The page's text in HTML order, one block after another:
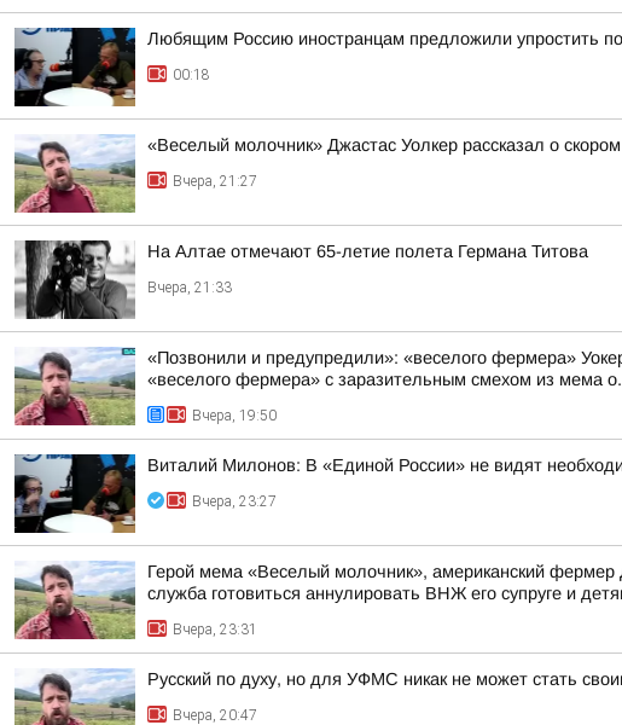
Любящим Россию иностранцам предложили упростить
00:18
«Веселый молочник» Джастас Уолкер рассказал о
Вчера, 21:27
На Алтае отмечают 65-летие полета Германа Титова
Вчера, 21:33
«Позвонили и предупредили»: «веселого фермера»
«веселого фермера» с заразительным смехом из мема
Вчера, 19:50
Виталий Милонов: В «Единой России» не видят
Вчера, 23:27
Герой мема «Веселый молочник», американский фермер
служба готовиться аннулировать ВНЖ его супруге и
Вчера, 23:31
Русский по духу, но для УФМС никак не может стать
Вчера, 20:47